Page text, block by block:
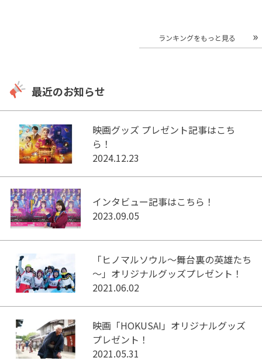
ランキングをもっと見る
最近のお知らせ
映画グッズ プレゼント記事はこち
ら！
2024.12.23
インタビュー記事はこちら！
2023.09.05
「ヒノマルソウル～舞台裏の英雄たち
～」オリジナルグッズプレゼント！
2021.06.02
映画「HOKUSAI」オリジナルグッズ
プレゼント！
2021.05.31